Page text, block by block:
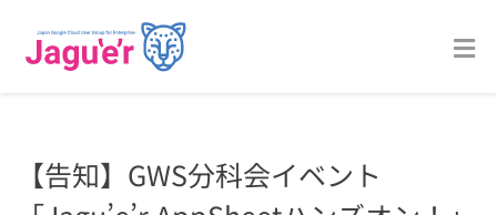
【告知】GWS分科会イベント